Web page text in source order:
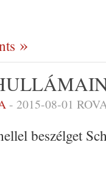
- 2015-08-01
beszélget